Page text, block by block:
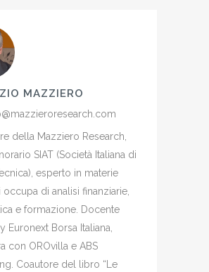
MAZZIERO
della Mazziero Research,
SIAT (Società Italiana di
esperto in materie
occupa di analisi finanziarie,
e formazione. Docente
Euronext Borsa Italiana,
con OROvilla e ABS
Coautore del libro “Le